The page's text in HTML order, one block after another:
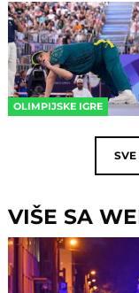
OLIMPIJSKE IGRE
SVE
VIŠE SA